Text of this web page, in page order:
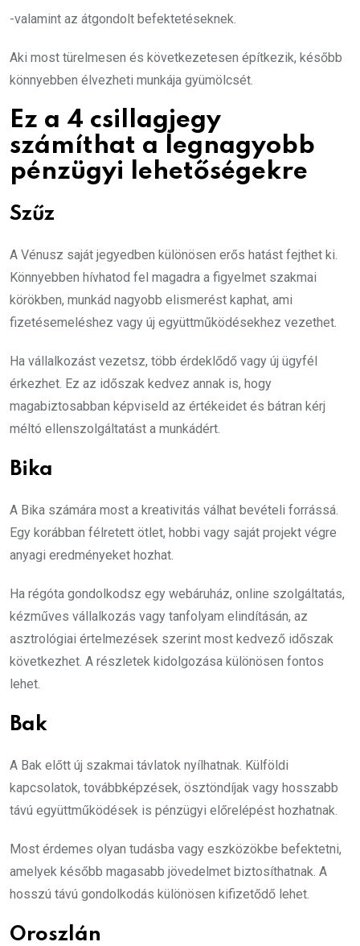
-valamint az átgondolt befektetéseknek.
Aki most türelmesen és következetesen építkezik, később
könnyebben élvezheti munkája gyümölcsét.
Ez a 4 csillagjegy
számíthat a legnagyobb
pénzügyi lehetőségekre
Szűz
A Vénusz saját jegyedben különösen erős hatást fejthet ki.
Könnyebben hívhatod fel magadra a figyelmet szakmai
körökben, munkád nagyobb elismerést kaphat, ami
fizetésemeléshez vagy új együttműködésekhez vezethet.
Ha vállalkozást vezetsz, több érdeklődő vagy új ügyfél
érkezhet. Ez az időszak kedvez annak is, hogy
magabiztosabban képviseld az értékeidet és bátran kérj
méltó ellenszolgáltatást a munkádért.
Bika
A Bika számára most a kreativitás válhat bevételi forrássá.
Egy korábban félretett ötlet, hobbi vagy saját projekt végre
anyagi eredményeket hozhat.
Ha régóta gondolkodsz egy webáruház, online szolgáltatás,
kézműves vállalkozás vagy tanfolyam elindításán, az
asztrológiai értelmezések szerint most kedvező időszak
következhet. A részletek kidolgozása különösen fontos
lehet.
Bak
A Bak előtt új szakmai távlatok nyílhatnak. Külföldi
kapcsolatok, továbbképzések, ösztöndíjak vagy hosszabb
távú együttműködések is pénzügyi előrelépést hozhatnak.
Most érdemes olyan tudásba vagy eszközökbe befektetni,
amelyek később magasabb jövedelmet biztosíthatnak. A
hosszú távú gondolkodás különösen kifizetődő lehet.
Oroszlán